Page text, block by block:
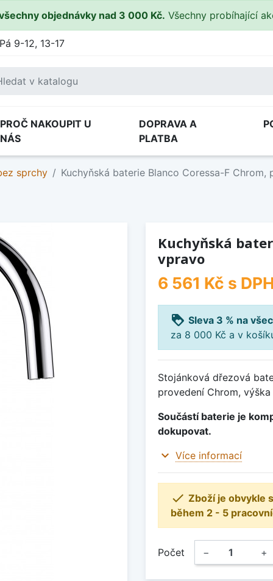
objednávky nad 3 000 Kč. Všechny probíhající
9-12, 13-17
PROČ NAKOUPIT U
NÁS
DOPRAVA A
PLATBA
sprchy Kuchyňská baterie Blanco Coressa-F Chrom,
Kuchyňská
vpravo
6 561 Kč s
loyalty Sleva 3 % na
za 8 000 Kč a v
Stojánková dřezová
provedení Chrom,
Součástí baterie je
dokupovat.
expand_more Více informací
 Zboží je obvykle
během 2 - 5
Počet − +